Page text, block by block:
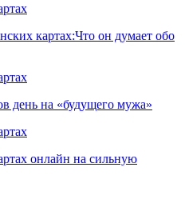
картах:Что он думает обо
день на «будущего мужа»
онлайн на сильную